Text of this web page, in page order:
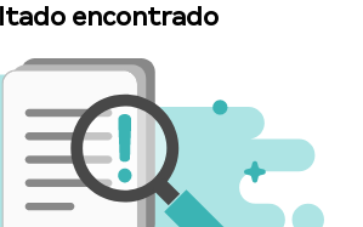
encontrado